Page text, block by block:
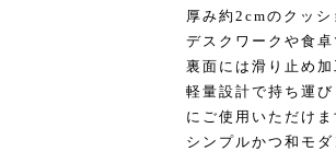
厚み約2cmのクッ
デスクワークや食
裏面には滑り止め
軽量設計で持ち運
にご使用いただけま
シンプルかつ和モ